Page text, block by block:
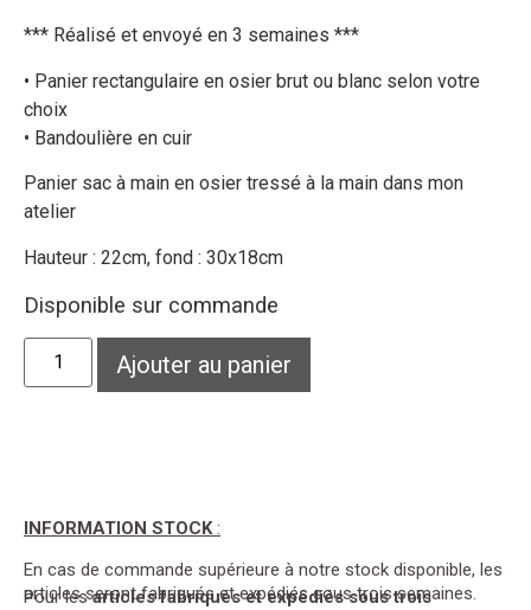
*** Réalisé et envoyé en 3 semaines ***
• Panier rectangulaire en osier brut ou blanc selon votre
choix
• Bandoulière en cuir
Panier sac à main en osier tressé à la main dans mon
atelier
Hauteur : 22cm, fond : 30x18cm
Disponible sur commande
Ajouter au panier
INFORMATION STOCK:
En cas de commande supérieure à notre stock disponible, les
articles seront fabriqués et expédiés sous trois semaines.
Pour lesarticles fabriqués et expédiés sous trois